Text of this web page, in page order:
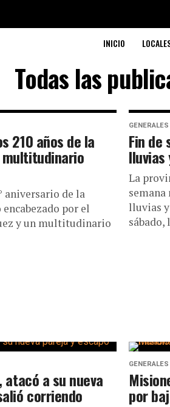
INICIO
Todas las
210 años de la
multitudinario
aniversario de la
por el
y un multitudinario
GENERALES
Fin de
La
lluvias
sábado,
atacó a su nueva
corriendo
GENERALES
por